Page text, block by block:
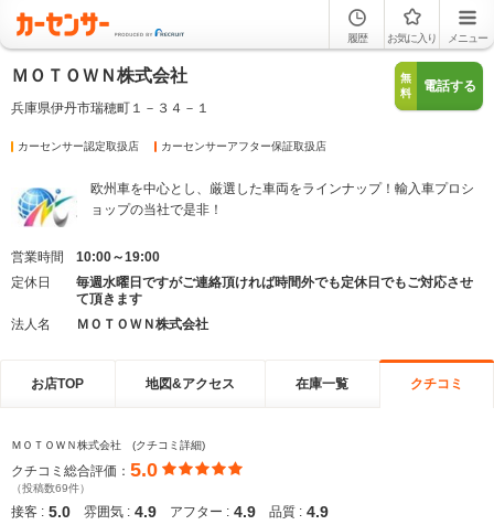
履歴 お気に入り メニュー
ＭＯＴＯＷＮ株式会社
兵庫県伊丹市瑞穂町１－３４－１
無
料
電話する
カーセンサー認定取扱店 カーセンサーアフター保証取扱店
欧州車を中心とし、厳選した車両をラインナップ！輸入車プロシ
ョップの当社で是非！
営業時間
10:00～19:00
定休日
毎週水曜日ですがご連絡頂ければ時間外でも定休日でもご対応させ
て頂きます
法人名
ＭＯＴＯＷＮ株式会社
お店TOP 地図&アクセス 在庫一覧 クチコミ
ＭＯＴＯＷＮ株式会社 (クチコミ詳細)
クチコミ総合評価： 5.0
（投稿数69件）
接客 : 5.0 雰囲気 : 4.9 アフター : 4.9 品質 : 4.9